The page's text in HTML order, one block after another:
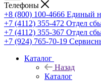
Телефоны
+8 (800) 100-4666 Единый
+7 (4112) 355-472 Отдел
+7 (4112) 355-367 Отдел
+7 (924) 765-70-19
Каталог
Назад
Каталог